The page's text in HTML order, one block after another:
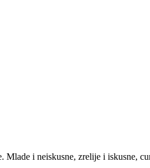
i neiskusne, zrelije i iskusne,